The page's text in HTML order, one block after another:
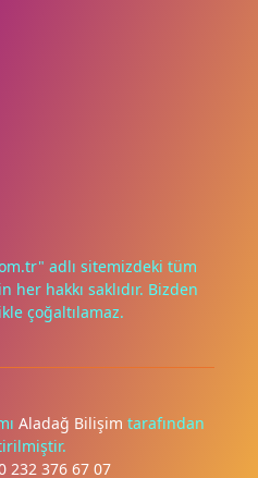
adlı sitemizdeki tüm
her hakkı saklıdır. Bizden
çoğaltılamaz.
Aladağ Bilişim tarafından
232 376 67 07